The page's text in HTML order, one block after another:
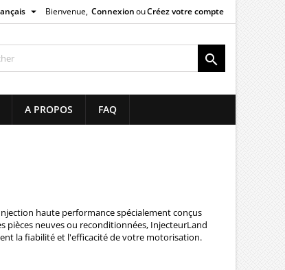
Bienvenue, ConnexionouCréez votre compte


A PROPOS FAQ
haute performance spécialement conçus
pièces neuves ou reconditionnées, InjecteurLand
la fiabilité et l'efficacité de votre motorisation.